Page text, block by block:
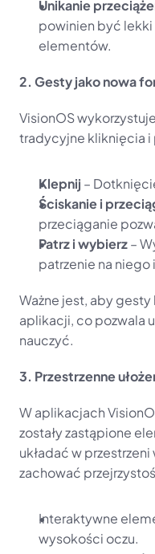
Unikanie
powinien być
elementów.
2. Gesty jako nowa
VisionOS
tradycyjne kliknięcia i
Klepnij –
Ściskanie i
przeciąganie
Patrz i wybierz –
patrzenie na
Ważne jest, aby gesty
aplikacji, co pozwala
nauczyć.
3. Przestrzenne
W aplikacjach
zostały zastąpione
układać w
zachować
Interaktywne
wysokości oczu.